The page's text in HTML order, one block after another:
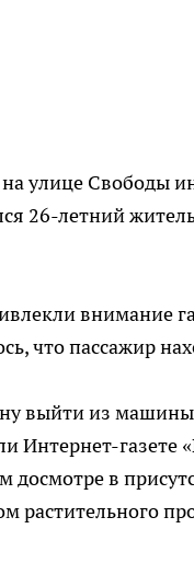
на улице Свободы
26-летний
внимание
что пассажир
выйти из
Интернет-
в
растительного